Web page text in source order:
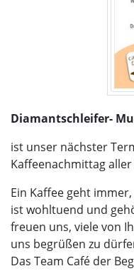
Diamantschleifer-
ist unser nächster
Kaffeenachmittag
Ein Kaffee geht
ist wohltuend und
freuen uns, viele von
uns begrüßen zu
Das Team Café der